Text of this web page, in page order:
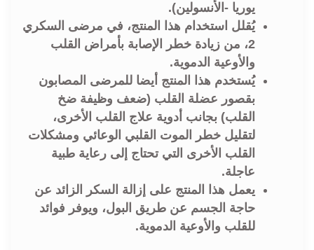
يوريا -الأنسولين).
يُقلل استخدام هذا المنتج، في مرضى السكري
2، من زيادة خطر الإصابة بأمراض القلب
والأوعية الدموية.
يُستخدم هذا المنتج أيضا للمرضى المصابون
بقصور عضلة القلب (ضعف وظيفة ضخ
القلب) بجانب أدوية علاج القلب الأخرى،
لتقليل خطر الموت القلبي الوعائي ومشكلات
القلب الأخرى التي تحتاج إلى رعاية طبية
عاجلة.
يعمل هذا المنتج على إزالة السكر الزائد عن
حاجة الجسم عن طريق البول، ويوفر فوائد
للقلب والأوعية الدموية.